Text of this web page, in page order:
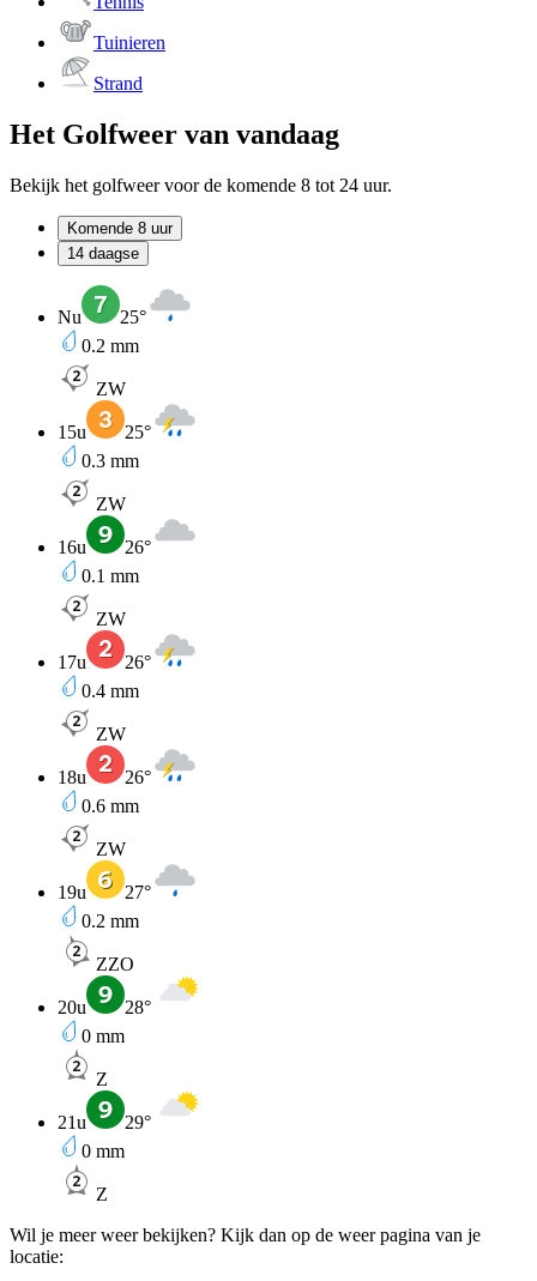
Tuinieren
Strand
Het Golfweer van vandaag
Bekijk het golfweer voor de komende 8 tot 24 uur.
Komende 8 uur
14 daagse
Nu 25°
0.2 mm
ZW
15u 25°
0.3 mm
ZW
16u 26°
0.1 mm
ZW
17u 26°
0.4 mm
ZW
18u 26°
0.6 mm
ZW
19u 27°
0.2 mm
ZZO
20u 28°
0 mm
Z
21u 29°
0 mm
Z
Wil je meer weer bekijken? Kijk dan op de weer pagina van je
locatie: